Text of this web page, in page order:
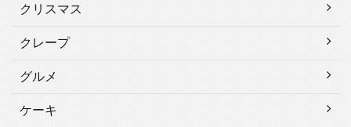
クリスマス
クレープ
グルメ
ケーキ